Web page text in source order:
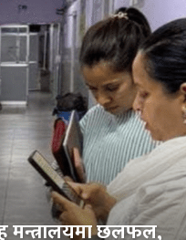
मन्त्रालयमा छलफल,